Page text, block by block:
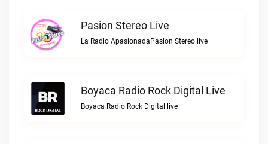
Pasion Stereo Live
La Radio ApasionadaPasion Stereo live
Boyaca Radio Rock Digital Live
Boyaca Radio Rock Digital live